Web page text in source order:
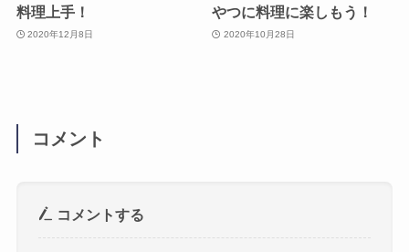
料理上手！
2020年12月8日
やつに料理に楽しもう！
2020年10月28日
コメント
コメントする